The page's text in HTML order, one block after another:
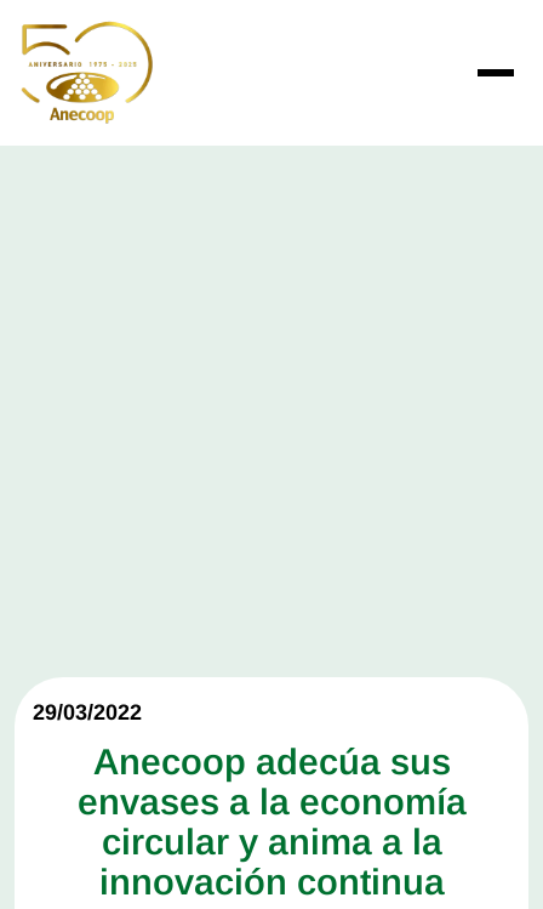
29/03/2022
Anecoop adecúa sus
envases a la economía
circular y anima a la
innovación continua